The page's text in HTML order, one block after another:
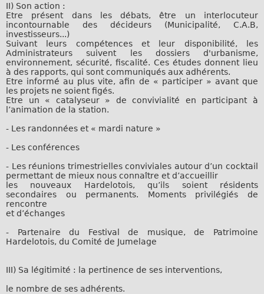
II) Son action :
Etre présent dans les débats, être un interlocuteur
incontournable des décideurs (Municipalité, C.A.B,
investisseurs...)
Suivant leurs compétences et leur disponibilité, les
Administrateurs suivent les dossiers d'urbanisme,
environnement, sécurité, fiscalité. Ces études donnent lieu
à des rapports, qui sont communiqués aux adhérents.
Etre informé au plus vite, afin de « participer » avant que
les projets ne soient figés.
Etre un « catalyseur » de convivialité en participant à
l’animation de la station.
- Les randonnées et « mardi nature »
- Les conférences
- Les réunions trimestrielles conviviales autour d’un cocktail
permettant de mieux nous connaître et d’accueillir
les nouveaux Hardelotois, qu’ils soient résidents
secondaires ou permanents. Moments privilégiés de
rencontre
et d’échanges
- Partenaire du Festival de musique, de Patrimoine
Hardelotois, du Comité de Jumelage
III) Sa légitimité : la pertinence de ses interventions,
le nombre de ses adhérents.